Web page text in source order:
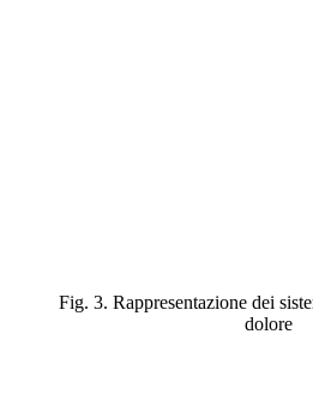
Fig. 3. Rappresentazione dei
dolore